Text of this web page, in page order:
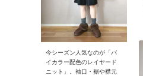
今シーズン人気なのが「バ
イカラー配色のレイヤード
ニット」。袖口・裾や襟元